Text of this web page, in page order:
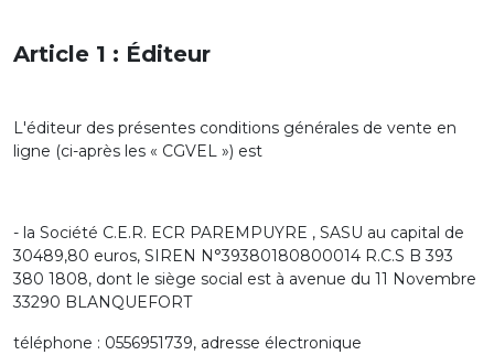
Article 1 : Éditeur
L'éditeur des présentes conditions générales de vente en
ligne (ci-après les « CGVEL ») est
- la Société C.E.R. ECR PAREMPUYRE , SASU au capital de
30489,80 euros, SIREN N°39380180800014 R.C.S B 393
380 1808, dont le siège social est à avenue du 11 Novembre
33290 BLANQUEFORT
téléphone : 0556951739, adresse électronique